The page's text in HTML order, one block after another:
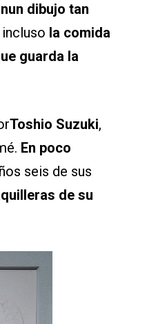
dibujo tan
la comida
guarda la
Toshio Suzuki,
En poco
seis de sus
de su